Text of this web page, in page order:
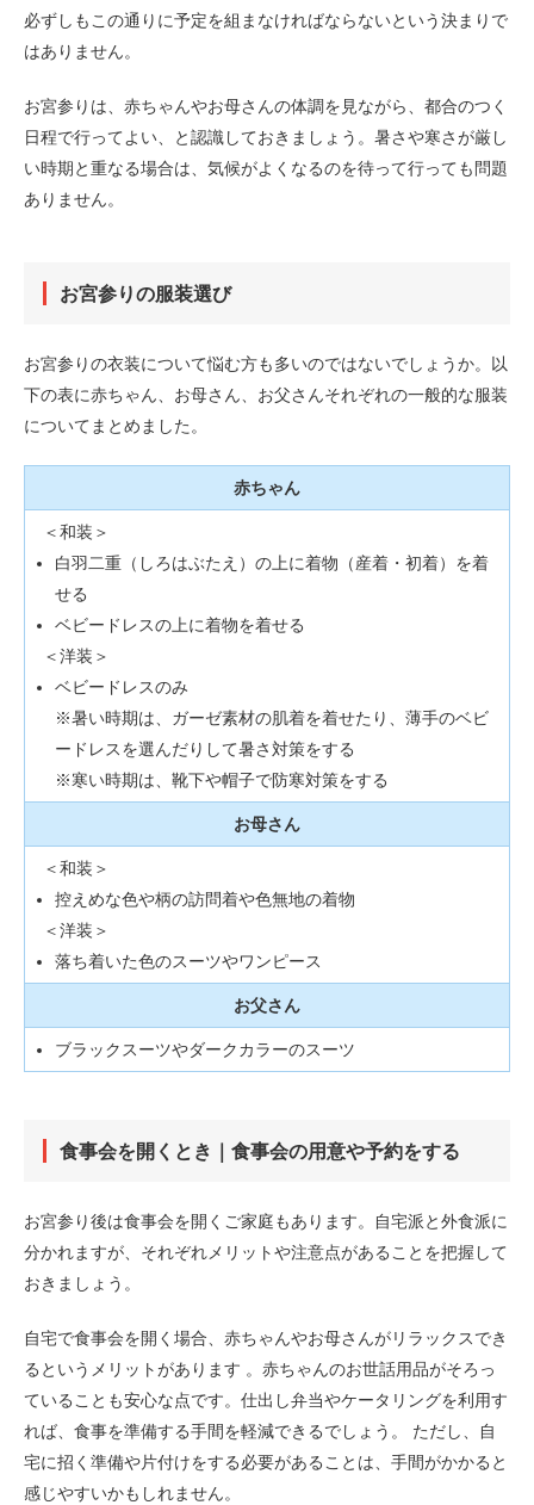
必ずしもこの通りに予定を組まなければならないという決まりで
はありません。
お宮参りは、赤ちゃんやお母さんの体調を見ながら、都合のつく
日程で行ってよい、と認識しておきましょう。暑さや寒さが厳し
い時期と重なる場合は、気候がよくなるのを待って行っても問題
ありません。
お宮参りの服装選び
お宮参りの衣装について悩む方も多いのではないでしょうか。以
下の表に赤ちゃん、お母さん、お父さんそれぞれの一般的な服装
についてまとめました。
赤ちゃん
＜和装＞
白羽二重（しろはぶたえ）の上に着物（産着・初着）を着
せる
ベビードレスの上に着物を着せる
＜洋装＞
ベビードレスのみ
※暑い時期は、ガーゼ素材の肌着を着せたり、薄手のベビ
ードレスを選んだりして暑さ対策をする
※寒い時期は、靴下や帽子で防寒対策をする
お母さん
＜和装＞
控えめな色や柄の訪問着や色無地の着物
＜洋装＞
落ち着いた色のスーツやワンピース
お父さん
ブラックスーツやダークカラーのスーツ
食事会を開くとき｜食事会の用意や予約をする
お宮参り後は食事会を開くご家庭もあります。自宅派と外食派に
分かれますが、それぞれメリットや注意点があることを把握して
おきましょう。
自宅で食事会を開く場合、赤ちゃんやお母さんがリラックスでき
るというメリットがあります 。赤ちゃんのお世話用品がそろっ
ていることも安心な点です。仕出し弁当やケータリングを利用す
れば、食事を準備する手間を軽減できるでしょう。 ただし、自
宅に招く準備や片付けをする必要があることは、手間がかかると
感じやすいかもしれません。